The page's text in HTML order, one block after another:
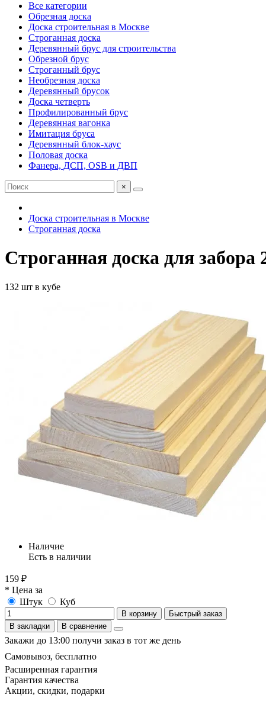
Все категории
Обрезная доска
Доска строительная в Москве
Строганная доска
Деревянный брус для строительства
Обрезной брус
Строганный брус
Необрезная доска
Деревянный брусок
Доска четверть
Профилированный брус
Деревянная вагонка
Имитация бруса
Деревянный блок-хаус
Половая доска
Фанера, ДСП, OSB и ДВП
×
Доска строительная в Москве
Строганная доска
Строганная доска для забора
132 шт в кубе
Наличие
Есть в наличии
159 ₽
* Цена за
Штук
Куб
В корзину
Быстрый заказ
В закладки
В сравнение
Закажи до 13:00 получи заказ в тот же день
Самовывоз, бесплатно
Расширенная гарантия
Гарантия качества
Акции, скидки, подарки